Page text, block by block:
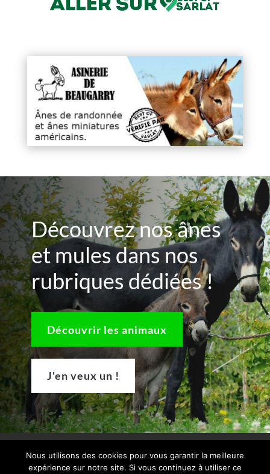
Découvrez nos ânes
et mules dans nos
rubriques dédiées !
Découvrir les animaux
J'en veux un !
Conditions générales d’utilisation
Nous utilisons des cookies pour vous garantir la meilleure
expérience sur notre site. Si vous continuez à utiliser ce